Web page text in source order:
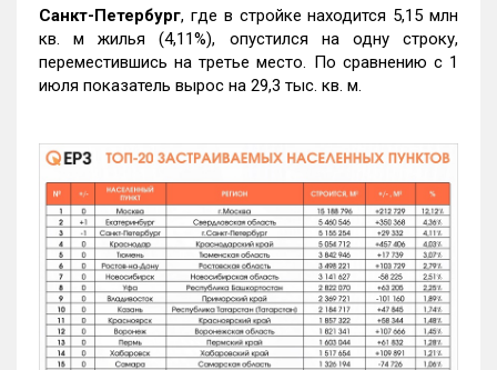
Санкт-Петербург, где в стройке находится 5,15 млн
кв. м жилья (4,11%), опустился на одну строку,
переместившись на третье место. По сравнению с 1
июля показатель вырос на 29,3 тыс. кв. м.